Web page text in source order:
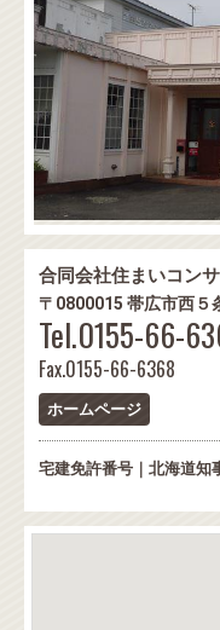
合同会社住まいコン
〒0800015 帯広市西５
Tel.0155-66-
Fax.0155-66-6368
ホームページ
宅建免許番号｜北海道知